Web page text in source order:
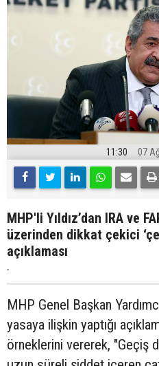
11:30 07
MHP'li Yıldız’dan IRA ve
üzerinden dikkat çekici
açıklaması
.
MHP Genel Başkan
yasaya ilişkin yaptığı
örneklerini vererek, "Geçiş